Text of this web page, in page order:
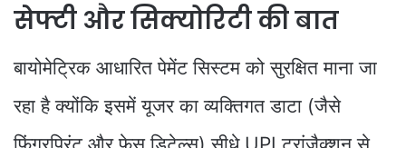
सेफ्टी और सिक्योरिटी की बात
बायोमेट्रिक आधारित पेमेंट सिस्टम को सुरक्षित माना जा
रहा है क्योंकि इसमें यूजर का व्यक्तिगत डाटा (जैसे